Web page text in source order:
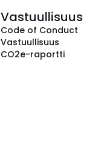
Vastuullisuus
Code of Conduct
Vastuullisuus
CO2e-raportti